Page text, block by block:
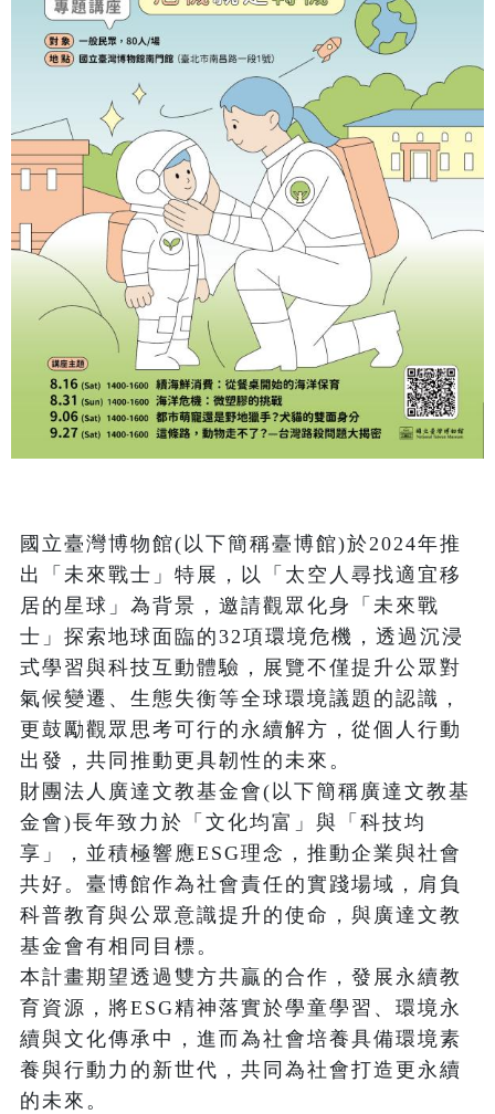
國立臺灣博物館(以下簡稱臺博館)於2024年推
出「未來戰士」特展，以「太空人尋找適宜移
居的星球」為背景，邀請觀眾化身「未來戰
士」探索地球面臨的32項環境危機，透過沉浸
式學習與科技互動體驗，展覽不僅提升公眾對
氣候變遷、生態失衡等全球環境議題的認識，
更鼓勵觀眾思考可行的永續解方，從個人行動
出發，共同推動更具韌性的未來。
財團法人廣達文教基金會(以下簡稱廣達文教基
金會)長年致力於「文化均富」與「科技均
享」，並積極響應ESG理念，推動企業與社會
共好。臺博館作為社會責任的實踐場域，肩負
科普教育與公眾意識提升的使命，與廣達文教
基金會有相同目標。
本計畫期望透過雙方共贏的合作，發展永續教
育資源，將ESG精神落實於學童學習、環境永
續與文化傳承中，進而為社會培養具備環境素
養與行動力的新世代，共同為社會打造更永續
的未來。